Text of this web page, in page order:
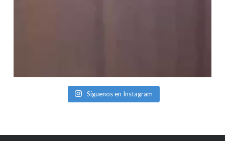
Síguenos en Instagram